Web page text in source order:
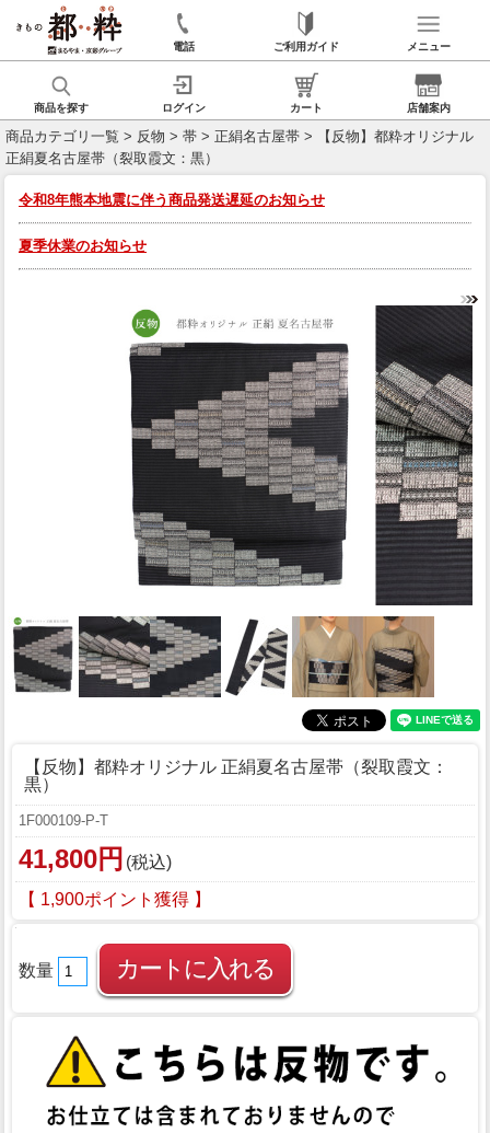
電話 ご利用ガイド メニュー
商品を探す ログイン カート 店舗案内
商品カテゴリ一覧 > 反物 > 帯 > 正絹名古屋帯 > 【反物】都粋オリジナル
正絹夏名古屋帯（裂取霞文：黒）
令和8年熊本地震に伴う商品発送遅延のお知らせ
夏季休業のお知らせ
【反物】都粋オリジナル 正絹夏名古屋帯（裂取霞文：
黒）
1F000109-P-T
41,800円 (税込)
【 1,900ポイント獲得 】
数量